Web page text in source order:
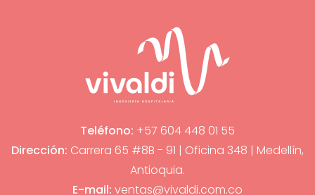
Teléfono: +57 604 448 01 55
Dirección: Carrera 65 #8B - 91 | Oficina 348 | Medellín,
Antioquia.
E-mail: ventas@vivaldi.com.co